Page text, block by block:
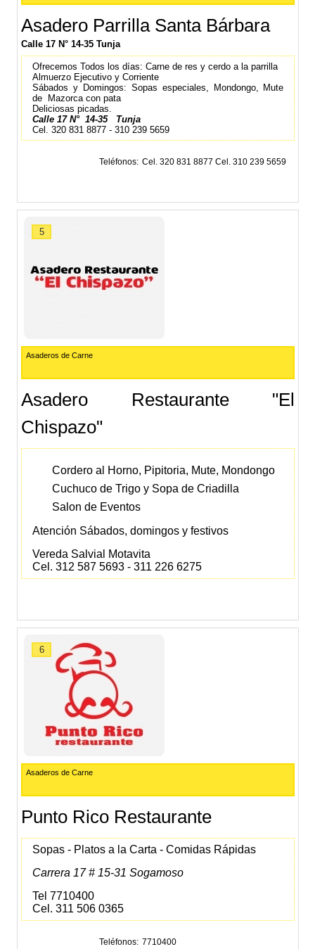
Asadero Parrilla Santa Bárbara
Calle 17 N° 14-35 Tunja
Ofrecemos Todos los días: Carne de res y cerdo a la parrilla
Almuerzo Ejecutivo y Corriente
Sábados y Domingos: Sopas especiales, Mondongo, Mute
de Mazorca con pata
Deliciosas picadas.
Calle 17 N° 14-35 Tunja
Cel. 320 831 8877 - 310 239 5659
Teléfonos Cel. 320 831 8877 Cel. 310 239 5659
5
Asaderos de Carne
Asadero Restaurante "El
Chispazo"
Cordero al Horno, Pipitoria, Mute, Mondongo
Cuchuco de Trigo y Sopa de Criadilla
Salon de Eventos
Atención Sábados, domingos y festivos
Vereda Salvial Motavita
Cel. 312 587 5693 - 311 226 6275
6
Asaderos de Carne
Punto Rico Restaurante
Sopas - Platos a la Carta - Comidas Rápidas
Carrera 17 # 15-31 Sogamoso
Tel 7710400
Cel. 311 506 0365
Teléfonos
7710400